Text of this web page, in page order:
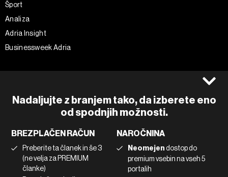
Nadaljujte z branjem tako, da izberete eno
od spodnjih možnosti.
BREZPLAČEN RAČUN
Preberite ta članek in še 3
(ne velja za PREMIUM
članke)
NAROČNINA
Neomejendostop do
premium vsebin na vseh 5
portalih
Šport
Analiza
Adria Insight
Businessweek Adria
Piškotki
Marketing
Uporaba umetne inteligence
Instagram
Linkedin
Tiktok